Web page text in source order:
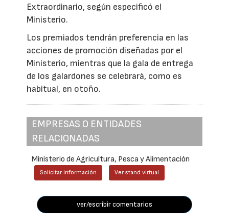
Extraordinario, según especificó el
Ministerio.
Los premiados tendrán preferencia en las
acciones de promoción diseñadas por el
Ministerio, mientras que la gala de entrega
de los galardones se celebrará, como es
habitual, en otoño.
EMPRESAS O ENTIDADES
RELACIONADAS
Ministerio de Agricultura, Pesca y Alimentación
Solicitar información Ver stand virtual
ver/escribir comentarios